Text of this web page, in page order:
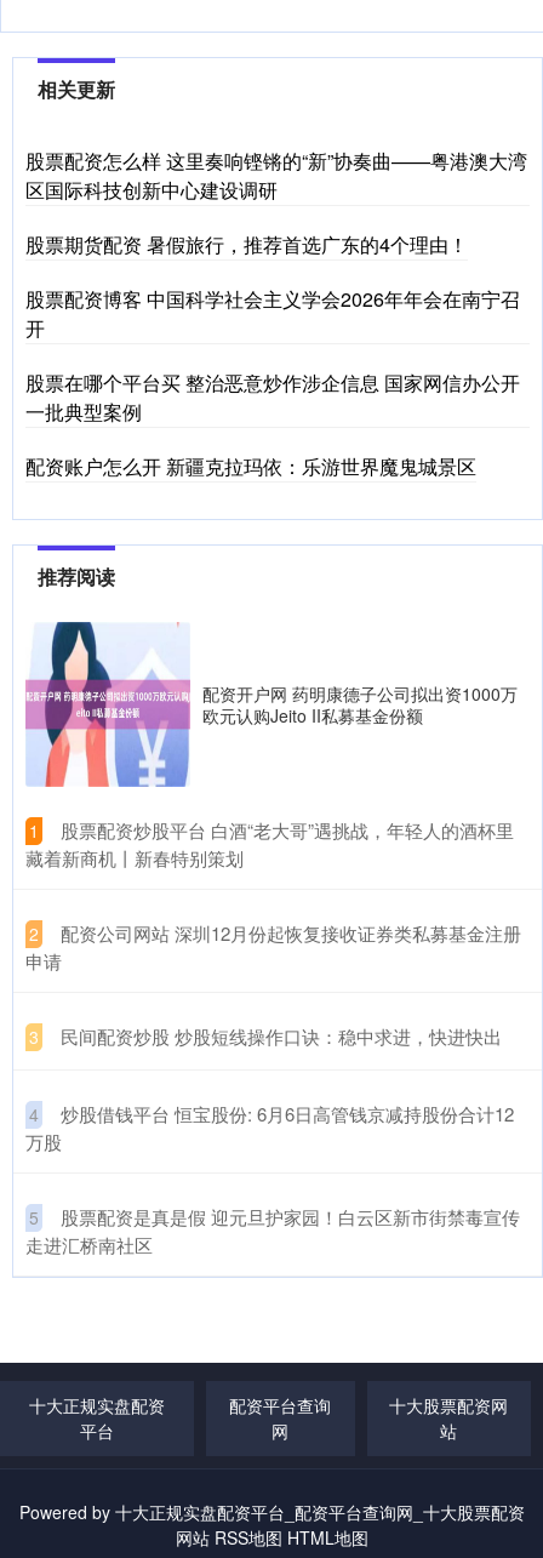
相关更新
股票配资怎么样 这里奏响铿锵的“新”协奏曲——粤港澳大湾
区国际科技创新中心建设调研
股票期货配资 暑假旅行，推荐首选广东的4个理由！
股票配资博客 中国科学社会主义学会2026年年会在南宁召
开
股票在哪个平台买 整治恶意炒作涉企信息 国家网信办公开
一批典型案例
配资账户怎么开 新疆克拉玛依：乐游世界魔鬼城景区
推荐阅读
配资开户网 药明康德子公司拟出资1000万
欧元认购Jeito II私募基金份额
1
​股票配资炒股平台 白酒“老大哥”遇挑战，年轻人的酒杯里
藏着新商机丨新春特别策划
2
​配资公司网站 深圳12月份起恢复接收证券类私募基金注册
申请
3 ​民间配资炒股 炒股短线操作口诀：稳中求进，快进快出
4
​炒股借钱平台 恒宝股份: 6月6日高管钱京减持股份合计12
万股
5
​股票配资是真是假 迎元旦护家园！白云区新市街禁毒宣传
走进汇桥南社区
十大正规实盘配资
平台
配资平台查询
网
十大股票配资网
站
Powered by 十大正规实盘配资平台_配资平台查询网_十大股票配资
网站 RSS地图 HTML地图